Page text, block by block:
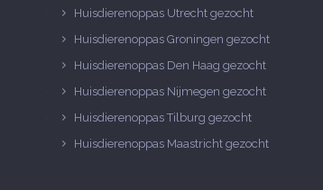
Huisdierenoppas Utrecht gezocht
Huisdierenoppas Groningen gezocht
Huisdierenoppas Den Haag gezocht
Huisdierenoppas Nijmegen gezocht
Huisdierenoppas Tilburg gezocht
Huisdierenoppas Maastricht gezocht